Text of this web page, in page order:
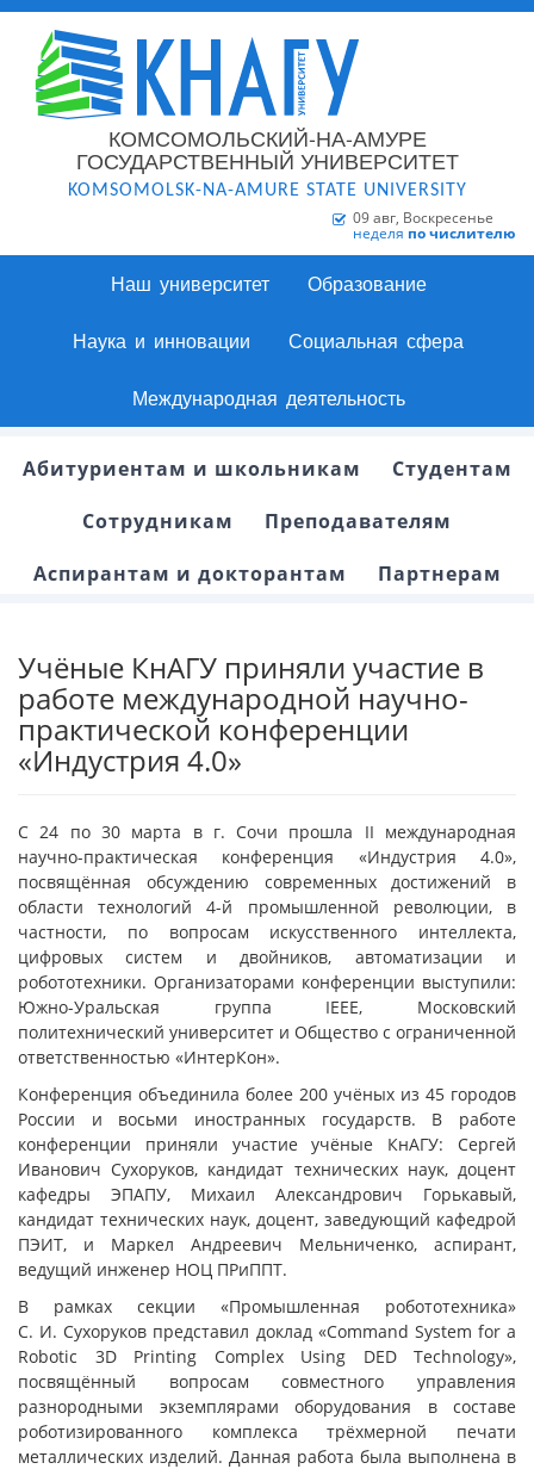
КОМСОМОЛЬСКИЙ-НА-АМУРЕ
ГОСУДАРСТВЕННЫЙ УНИВЕРСИТЕТ
KOMSOMOLSK-NA-AMURE STATE UNIVERSITY
09 авг, Воскресенье
неделя по числителю
Наш университет Образование
Наука и инновации Социальная сфера
Международная деятельность
Абитуриентам и школьникам
Студентам
Сотрудникам
Преподавателям
Аспирантам и докторантам
Партнерам
Учёные КнАГУ приняли участие в
работе международной научно-
практической конференции
«Индустрия 4.0»
С 24 по 30 марта в г. Сочи прошла II международная
научно-практическая конференция «Индустрия 4.0»,
посвящённая обсуждению современных достижений в
области технологий 4-й промышленной революции, в
частности, по вопросам искусственного интеллекта,
цифровых систем и двойников, автоматизации и
робототехники. Организаторами конференции выступили:
Южно-Уральская группа IEEE, Московский
политехнический университет и Общество с ограниченной
ответственностью «ИнтерКон».
Конференция объединила более 200 учёных из 45 городов
России и восьми иностранных государств. В работе
конференции приняли участие учёные КнАГУ: Сергей
Иванович Сухоруков, кандидат технических наук, доцент
кафедры ЭПАПУ, Михаил Александрович Горькавый,
кандидат технических наук, доцент, заведующий кафедрой
ПЭИТ, и Маркел Андреевич Мельниченко, аспирант,
ведущий инженер НОЦ ПРиППТ.
В рамках секции «Промышленная робототехника»
С. И. Сухоруков представил доклад «Command System for a
Robotic 3D Printing Complex Using DED Technology»,
посвящённый вопросам совместного управления
разнородными экземплярами оборудования в составе
роботизированного комплекса трёхмерной печати
металлических изделий. Данная работа была выполнена в